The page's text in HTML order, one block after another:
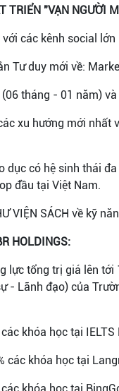
TRIỂN "VẠN NGƯỜI
các kênh social
Tư duy mới về:
tháng - 01 năm)
xu hướng mới nhất
dục có hệ sinh thái
đầu tại Việt Nam.
VIỆN SÁCH về kỹ
HOLDINGS:
lực tổng trị giá lên
- Lãnh đạo) của
khóa học tại IELTS
các khóa học tại